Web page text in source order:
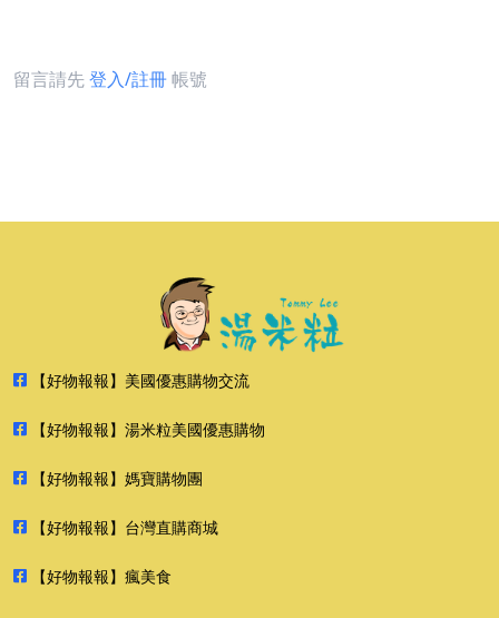
留言請先登入/註冊帳號
【好物報報】美國優惠購物交流
【好物報報】湯米粒美國優惠購物
【好物報報】媽寶購物團
【好物報報】台灣直購商城
【好物報報】瘋美食